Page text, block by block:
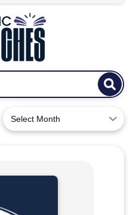
Select Month